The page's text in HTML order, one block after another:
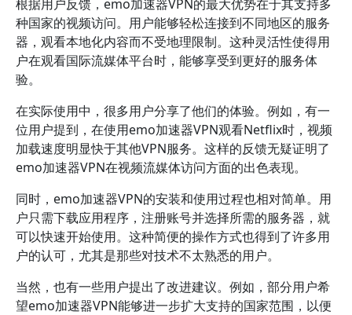
根据用户反馈，emo加速器VPN的最大优势在于其支持多
种国家的视频访问。用户能够轻松连接到不同地区的服务
器，观看本地化内容而不受地理限制。这种灵活性使得用
户在观看国际流媒体平台时，能够享受到更好的服务体
验。
在实际使用中，很多用户分享了他们的体验。例如，有一
位用户提到，在使用emo加速器VPN观看Netflix时，视频
加载速度明显快于其他VPN服务。这样的反馈无疑证明了
emo加速器VPN在视频流媒体访问方面的出色表现。
同时，emo加速器VPN的安装和使用过程也相对简单。用
户只需下载应用程序，注册账号并选择所需的服务器，就
可以快速开始使用。这种简便的操作方式也得到了许多用
户的认可，尤其是那些对技术不太熟悉的用户。
当然，也有一些用户提出了改进建议。例如，部分用户希
望emo加速器VPN能够进一步扩大支持的国家范围，以便